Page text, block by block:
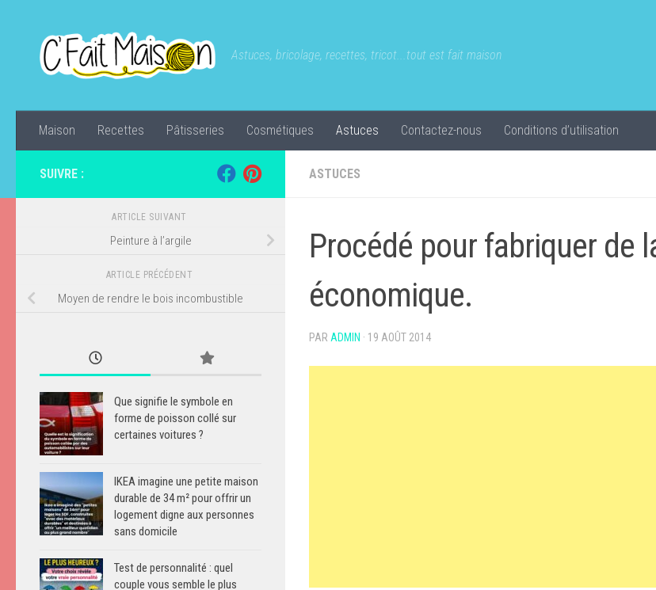
Astuces, bricolage, recettes, tricot...tout est fait maison
Maison Recettes Pâtisseries Cosmétiques Astuces Contactez-nous Conditions d’utilisation
ASTUCES
Procédé pour fabriquer de
économique.
PAR ADMIN · 19 AOÛT 2014
SUIVRE :
ARTICLE SUIVANT
Peinture à l’argile
ARTICLE PRÉCÉDENT
Moyen de rendre le bois incombustible
Que signifie le symbole en
forme de poisson collé sur
certaines voitures ?
IKEA imagine une petite maison
durable de 34 m² pour offrir un
logement digne aux personnes
sans domicile
Test de personnalité : quel
couple vous semble le plus